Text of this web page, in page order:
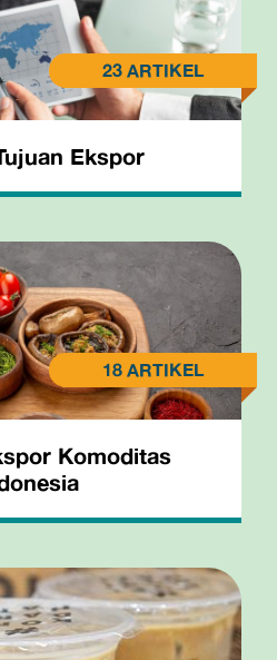
Ekspor
Komoditas